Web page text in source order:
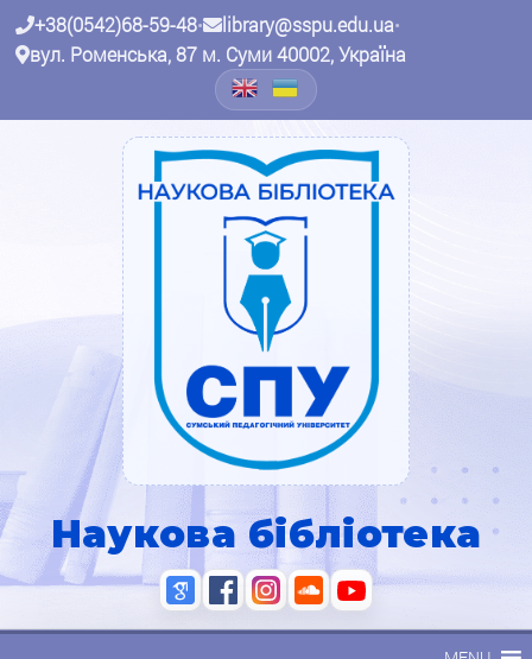
+38(0542)68-59-48• library@sspu.edu.ua•
вул. Роменська, 87 м. Суми 40002, Україна
Наукова бібліотека